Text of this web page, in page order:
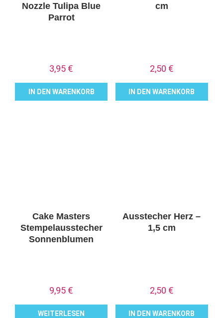
Nozzle Tulipa Blue
Parrot
3,95 €
IN DEN WARENKORB
cm
2,50 €
IN DEN WARENKORB
Cake Masters
Stempelausstecher
Sonnenblumen
9,95 €
WEITERLESEN
Ausstecher Herz –
1,5 cm
2,50 €
IN DEN WARENKORB